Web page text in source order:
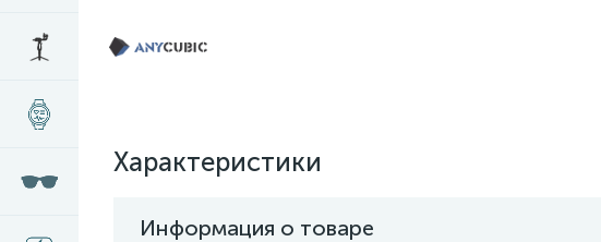
Характеристики
Информация о товаре